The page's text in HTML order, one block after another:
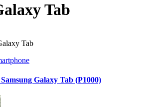
Tab
Tab
Galaxy Tab (P1000)